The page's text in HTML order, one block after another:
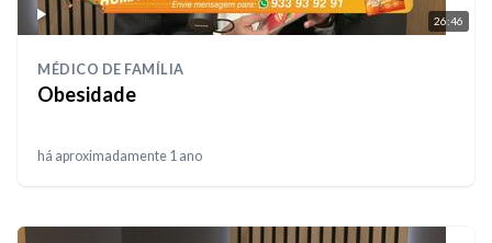
26:46
MÉDICO DE FAMÍLIA
Obesidade
há aproximadamente 1 ano